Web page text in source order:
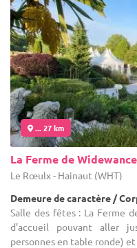
... 27 km
La Ferme de Widewance
Le Rœulx - Hainaut (WHT)
Demeure de caractère /
Salle des fêtes : La Ferme
d’accueil pouvant aller
personnes en table ronde)